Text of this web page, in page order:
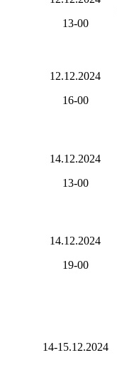
13-00
12.12.2024
16-00
14.12.2024
13-00
14.12.2024
19-00
14-15.12.2024